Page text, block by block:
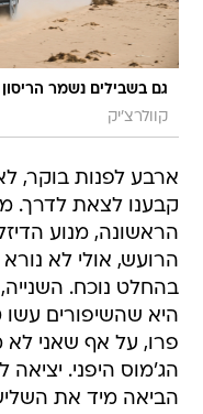
גם בשבילים נשמר
קוולרצ'יק
ארבע לפנות בוקר,
קבענו לצאת לדרך.
הראשונה, מנוע
הרועש, אולי לא
בהחלט נוכח.
היא שהשיפורים
פרו, על אף שאני
הג'מוס היפני.
הביאה מיד את